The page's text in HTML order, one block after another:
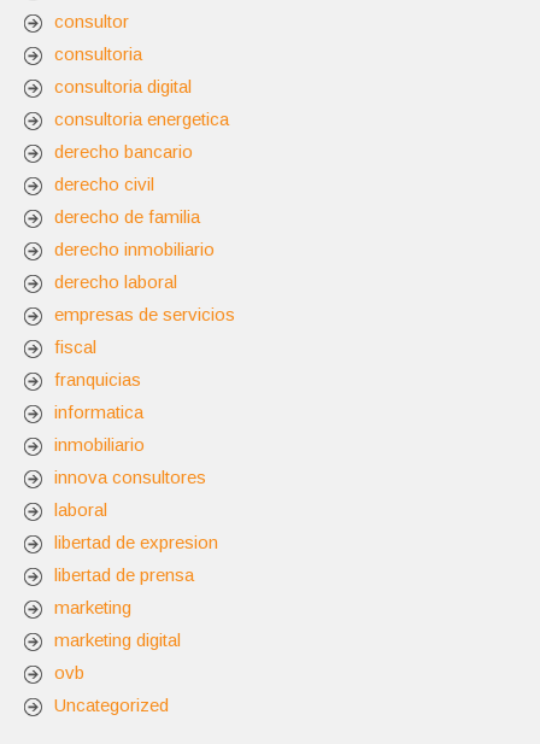
consultor
consultoria
consultoria digital
consultoria energetica
derecho bancario
derecho civil
derecho de familia
derecho inmobiliario
derecho laboral
empresas de servicios
fiscal
franquicias
informatica
inmobiliario
innova consultores
laboral
libertad de expresion
libertad de prensa
marketing
marketing digital
ovb
Uncategorized